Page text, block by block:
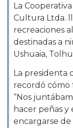
La
Cultura Ltda.
recreaciones
destinadas a
Ushuaia,
La presidenta
recordó cómo
“Nos
hacer peñas
encargarse de